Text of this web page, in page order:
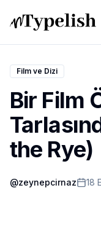
Dünya
Film ve Dizi
Kültür ve Sanat
Sağlık
Film ve Dizi
Bir Film
the Rye)
@zeynepcirnaz 18